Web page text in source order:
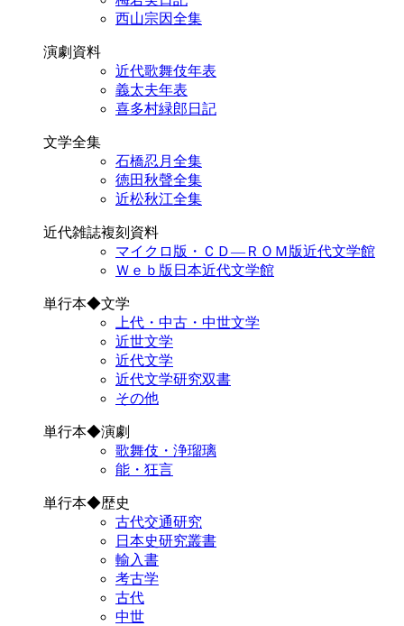
西山宗因全集
演劇資料
近代歌舞伎年表
義太夫年表
喜多村緑郎日記
文学全集
石橋忍月全集
徳田秋聲全集
近松秋江全集
近代雑誌複刻資料
マイクロ版・ＣＤ―ＲＯＭ版近代文学館
Ｗｅｂ版日本近代文学館
単行本◆文学
上代・中古・中世文学
近世文学
近代文学
近代文学研究双書
その他
単行本◆演劇
歌舞伎・浄瑠璃
能・狂言
単行本◆歴史
古代交通研究
日本史研究叢書
輸入書
考古学
古代
中世